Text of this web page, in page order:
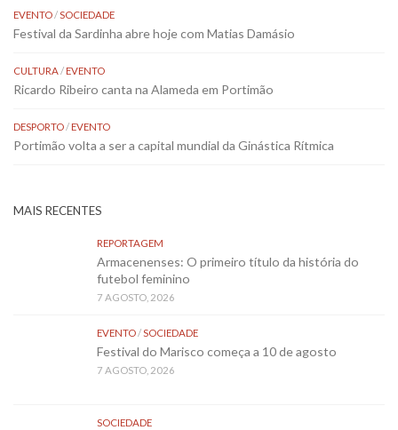
EVENTO/SOCIEDADE
Festival da Sardinha abre hoje com Matias Damásio
CULTURA/EVENTO
Ricardo Ribeiro canta na Alameda em Portimão
DESPORTO/EVENTO
Portimão volta a ser a capital mundial da Ginástica Rítmica
MAIS RECENTES
REPORTAGEM
Armacenenses: O primeiro título da história do
futebol feminino
7 AGOSTO, 2026
EVENTO/SOCIEDADE
Festival do Marisco começa a 10 de agosto
7 AGOSTO, 2026
SOCIEDADE